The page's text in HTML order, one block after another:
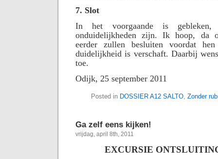
7. Slot
In het voorgaande is
onduidelijkheden zijn. Ik hoop, da
eerder zullen besluiten voordat
duidelijkheid is verschaft. Daarbij
toe.
Odijk, 25 september 2011
Posted in DOSSIER A12 SALTO Zonder
Ga zelf eens kijken!
vrijdag, april 8th, 2011
EXCURSIE